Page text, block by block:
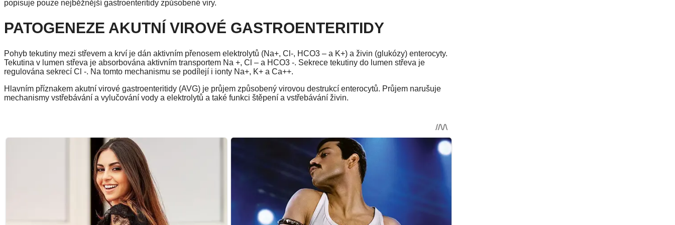
popisuje pouze nejběžnější gastroenteritidy způsobené viry.
PATOGENEZE AKUTNÍ VIROVÉ GASTROENTERITIDY
Pohyb tekutiny mezi střevem a krví je dán aktivním přenosem elektrolytů (Na+, Cl-, HCO3 – a K+) a živin (glukózy) enterocyty.
Tekutina v lumen střeva je absorbována aktivním transportem Na +, Cl – a HCO3 -. Sekrece tekutiny do lumen střeva je
regulována sekrecí Cl -. Na tomto mechanismu se podílejí i ionty Na+, K+ a Ca++.
Hlavním příznakem akutní virové gastroenteritidy (AVG) je průjem způsobený virovou destrukcí enterocytů. Průjem narušuje
mechanismy vstřebávání a vylučování vody a elektrolytů a také funkci štěpení a vstřebávání živin.